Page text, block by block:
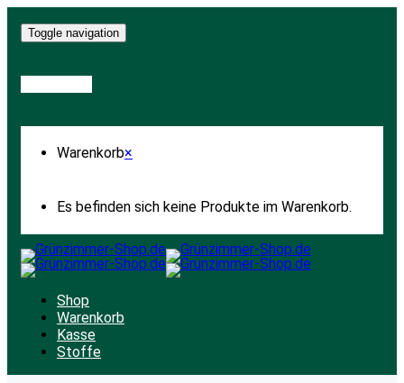
Toggle navigation
Warenkorb×
Es befinden sich keine Produkte im Warenkorb.
Shop
Warenkorb
Kasse
Stoffe